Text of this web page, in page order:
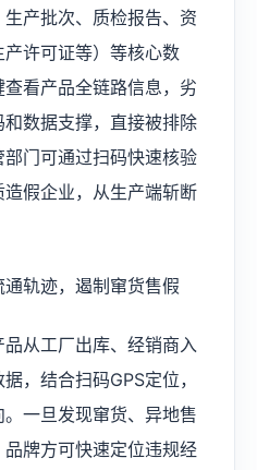
产批次、质检报告、资
许可证等）等核心数
看产品全链路信息，劣
数据支撑，直接被排除
门可通过扫码快速核验
假企业，从生产端斩断
通轨迹，遏制窜货售假
从工厂出库、经销商入
，结合扫码GPS定位，
一旦发现窜货、异地售
牌方可快速定位违规经